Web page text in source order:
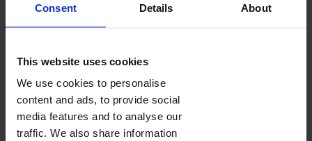
Consent Details About
This website uses cookies
We use cookies to personalise
content and ads, to provide social
media features and to analyse our
traffic. We also share information
1 szt.
FOTOKALENDARZ JEDNODZIELNY
2026